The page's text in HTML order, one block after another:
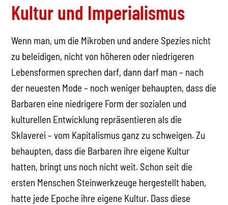
Kultur und Imperialismus
Wenn man, um die Mikroben und andere Spezies nicht
zu beleidigen, nicht von höheren oder niedrigeren
Lebensformen sprechen darf, dann darf man – nach
der neuesten Mode – noch weniger behaupten, dass die
Barbaren eine niedrigere Form der sozialen und
kulturellen Entwicklung repräsentieren als die
Sklaverei – vom Kapitalismus ganz zu schweigen. Zu
behaupten, dass die Barbaren ihre eigene Kultur
hatten, bringt uns noch nicht weit. Schon seit die
ersten Menschen Steinwerkzeuge hergestellt haben,
hatte jede Epoche ihre eigene Kultur. Dass diese